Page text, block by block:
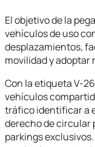
El objetivo de la
vehículos de uso
desplazamientos,
movilidad y adoptar
Con la etiqueta V-
vehículos
tráfico identificar a
derecho de circular
parkings